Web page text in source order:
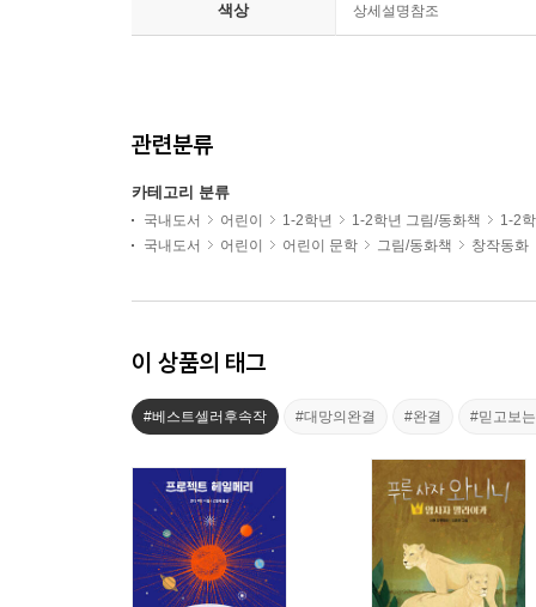
색상 상세설명참조
관련분류
카테고리 분류
국내도서 어린이 1-2학년 1-2학년 그림/동화책
1-2
국내도서
어린이 어린이 문학 그림/동화책 창작동화
이 상품의 태그
#베스트셀러후속작 #대망의완결 #완결 #믿고보